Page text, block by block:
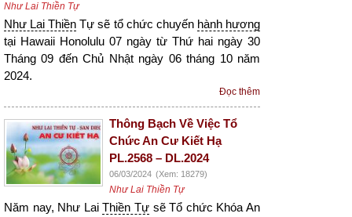
Như Lai Thiền Tự
Như Lai Thiền Tự sẽ tổ chức chuyến hành hương
tại Hawaii Honolulu 07 ngày từ Thứ hai ngày 30
Tháng 09 đến Chủ Nhật ngày 06 tháng 10 năm
2024.
Đọc thêm
Thông Bạch Về Việc Tổ
Chức An Cư Kiết Hạ
PL.2568 – DL.2024
06/03/2024 (Xem: 18279)
Như Lai Thiền Tự
Năm nay, Như LaiThiền Tự sẽ Tổ chức Khóa An